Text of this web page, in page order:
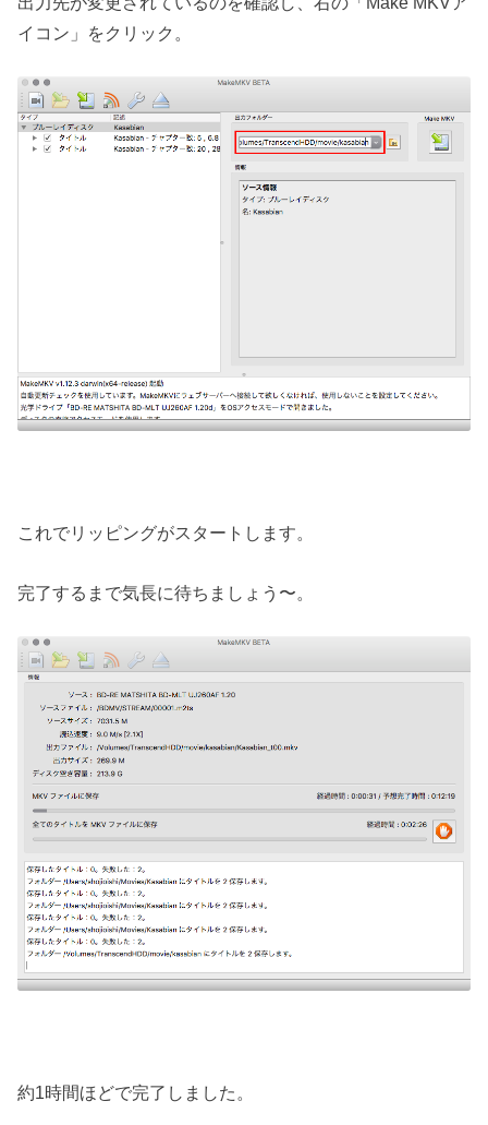
イコン」をクリック。
これでリッピングがスタートします。
完了するまで気長に待ちましょう〜。
約1時間ほどで完了しました。